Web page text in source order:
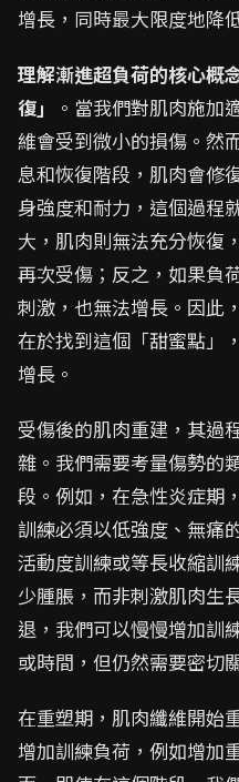
增長，同時最大限度地降
理解漸進超負荷的核心概
復」
。當我們對肌肉施加
維會受到微小的損傷。然
息和恢復階段，肌肉會修
身強度和耐力，這個過程
大，肌肉則無法充分恢復
再次受傷；反之，如果負
刺激，也無法增長。因此
在於找到這個「甜蜜點」
增長。
受傷後的肌肉重建，其過
雜。我們需要考量傷勢的
段。例如，在急性炎症期
訓練必須以低強度、無痛
活動度訓練或等長收縮訓
少腫脹，而非刺激肌肉生
退，我們可以慢慢增加訓
或時間，但仍然需要密切
在重塑期，肌肉纖維開始
增加訓練負荷，例如增加